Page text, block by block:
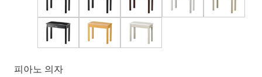
피아노 의자